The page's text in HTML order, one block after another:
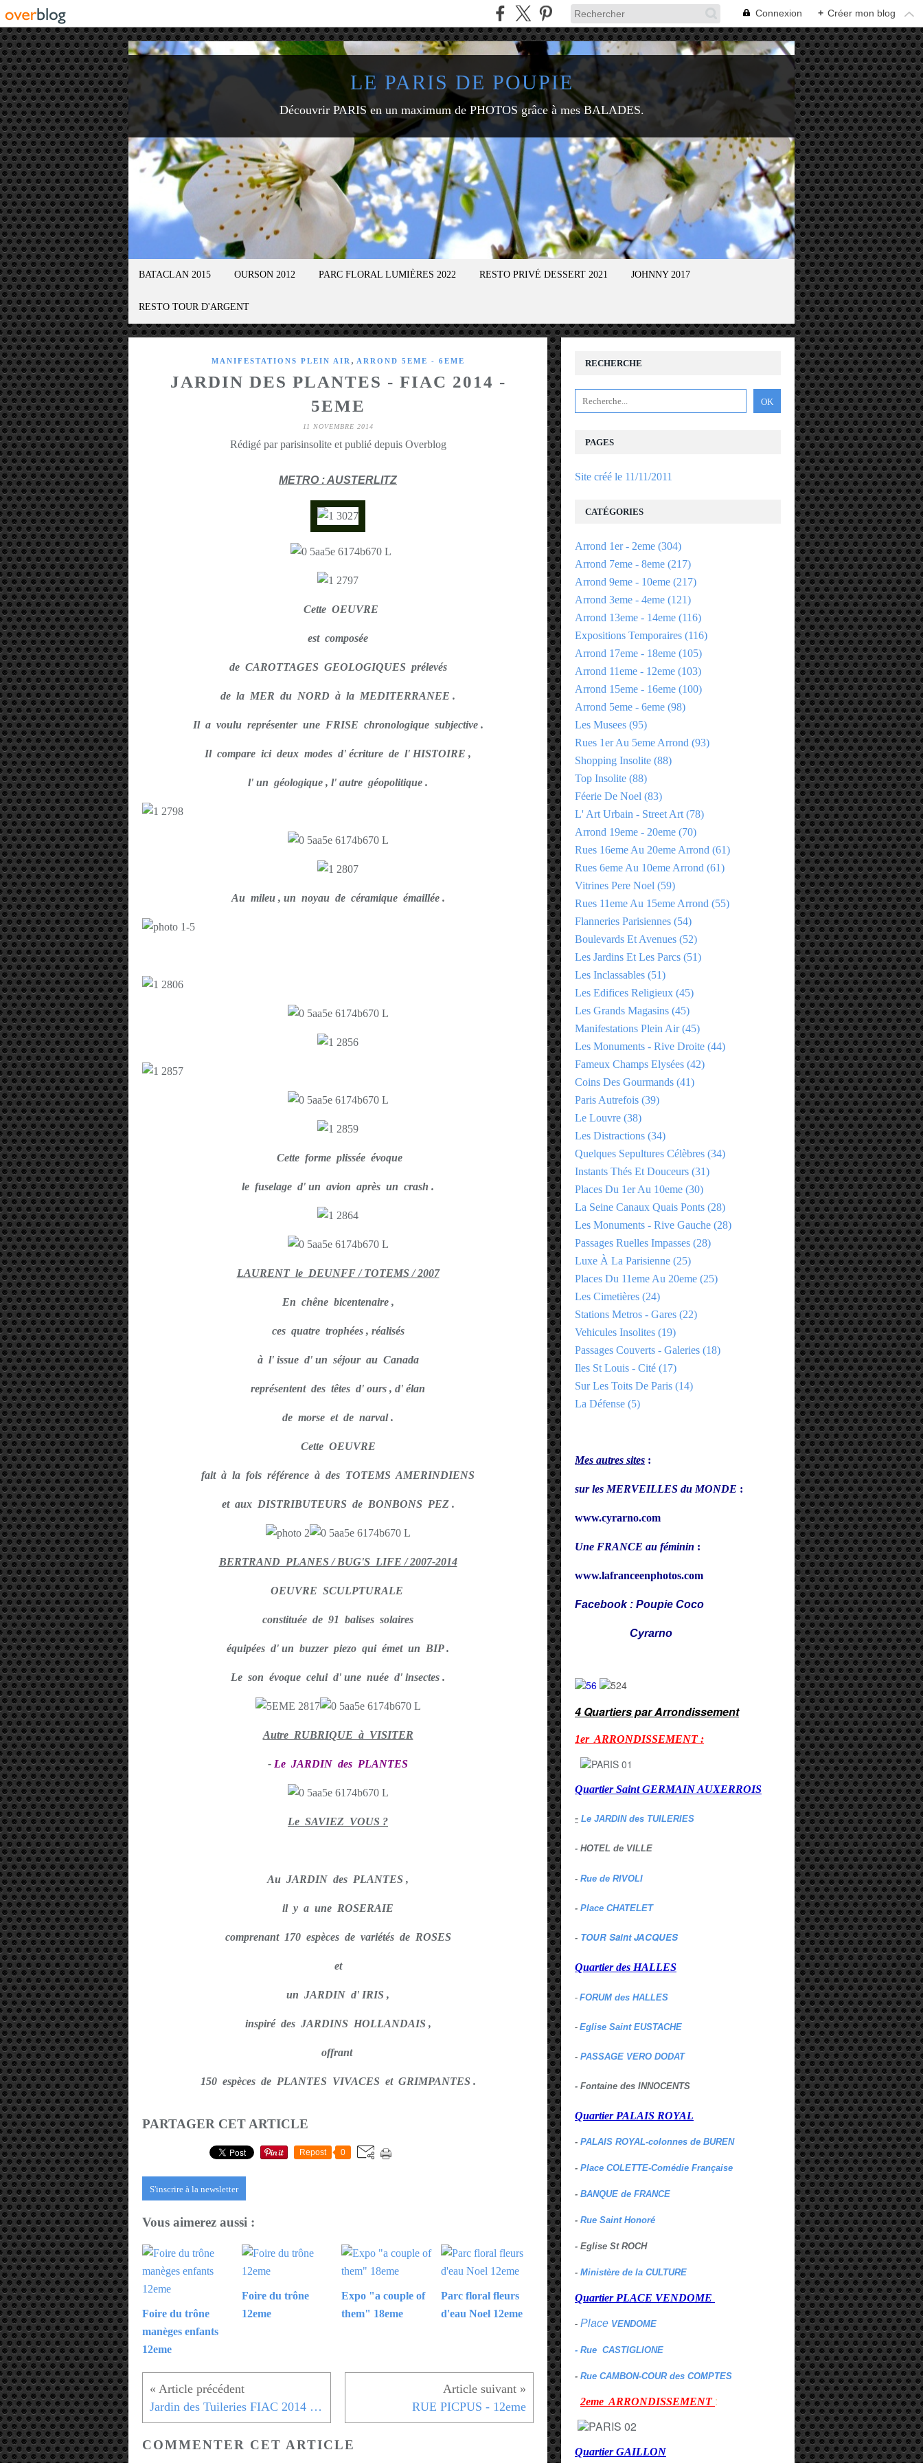
Connexion + Créer mon blog
LE PARIS DE POUPIE
Découvrir PARIS en un maximum de PHOTOS grâce à mes BALADES.
BATACLAN 2015 OURSON 2012 PARC FLORAL LUMIÈRES 2022 RESTO PRIVÉ DESSERT 2021 JOHNNY 2017
RESTO TOUR D'ARGENT
MANIFESTATIONS PLEIN AIR , ARROND 5EME - 6EME
JARDIN DES PLANTES - FIAC 2014 -
5EME
11 NOVEMBRE 2014
Rédigé par parisinsolite et publié depuis Overblog
METRO : AUSTERLITZ
Cette OEUVRE
est composée
de CAROTTAGES GEOLOGIQUES prélevés
de la MER du NORD à la MEDITERRANEE .
Il a voulu représenter une FRISE chronologique subjective .
Il compare ici deux modes d' écriture de l' HISTOIRE ,
l' un géologique , l' autre géopolitique .
Au mileu , un noyau de céramique émaillée .
Cette forme plissée évoque
le fuselage d' un avion après un crash .
LAURENT le DEUNFF / TOTEMS / 2007
En chêne bicentenaire ,
ces quatre trophées , réalisés
à l' issue d' un séjour au Canada
représentent des têtes d' ours , d' élan
de morse et de narval .
Cette OEUVRE
fait à la fois référence à des TOTEMS AMERINDIENS
et aux DISTRIBUTEURS de BONBONS PEZ .
BERTRAND PLANES / BUG'S LIFE / 2007-2014
OEUVRE SCULPTURALE
constituée de 91 balises solaires
équipées d' un buzzer piezo qui émet un BIP .
Le son évoque celui d' une nuée d' insectes .
Autre RUBRIQUE à VISITER
- Le JARDIN des PLANTES
Le SAVIEZ VOUS ?
Au JARDIN des PLANTES ,
il y a une ROSERAIE
comprenant 170 espèces de variétés de ROSES
et
un JARDIN d' IRIS ,
inspiré des JARDINS HOLLANDAIS ,
offrant
150 espèces de PLANTES VIVACES et GRIMPANTES .
PARTAGER CET ARTICLE
Repost 0
S'inscrire à la newsletter
Vous aimerez aussi :
Foire du trône
manèges enfants
12eme
Foire du trône
12eme
Expo "a couple of
them" 18eme
Parc floral fleurs
d'eau Noel 12eme
Jardin des Tuileries FIAC 2014 - 1er RUE PICPUS - 12eme
COMMENTER CET ARTICLE
RECHERCHE
PAGES
Site créé le 11/11/2011
CATÉGORIES
Arrond 1er - 2eme (304)
Arrond 7eme - 8eme (217)
Arrond 9eme - 10eme (217)
Arrond 3eme - 4eme (121)
Arrond 13eme - 14eme (116)
Expositions Temporaires (116)
Arrond 17eme - 18eme (105)
Arrond 11eme - 12eme (103)
Arrond 15eme - 16eme (100)
Arrond 5eme - 6eme (98)
Les Musees (95)
Rues 1er Au 5eme Arrond (93)
Shopping Insolite (88)
Top Insolite (88)
Féerie De Noel (83)
L' Art Urbain - Street Art (78)
Arrond 19eme - 20eme (70)
Rues 16eme Au 20eme Arrond (61)
Rues 6eme Au 10eme Arrond (61)
Vitrines Pere Noel (59)
Rues 11eme Au 15eme Arrond (55)
Flanneries Parisiennes (54)
Boulevards Et Avenues (52)
Les Jardins Et Les Parcs (51)
Les Inclassables (51)
Les Edifices Religieux (45)
Les Grands Magasins (45)
Manifestations Plein Air(45)
Les Monuments - Rive Droite (44)
Fameux Champs Elysées (42)
Coins Des Gourmands (41)
Paris Autrefois (39)
Le Louvre (38)
Les Distractions (34)
Quelques Sepultures Célèbres (34)
Instants Thés Et Douceurs (31)
Places Du 1er Au 10eme (30)
La Seine Canaux Quais Ponts (28)
Les Monuments - Rive Gauche (28)
Passages Ruelles Impasses (28)
Luxe À La Parisienne (25)
Places Du 11eme Au 20eme (25)
Les Cimetières (24)
Stations Metros - Gares (22)
Vehicules Insolites (19)
Passages Couverts - Galeries (18)
Iles St Louis - Cité (17)
Sur Les Toits De Paris (14)
La Défense (5)
Mes autres sites :
sur les MERVEILLES du MONDE :
www.cyrarno.com
Une FRANCE au féminin :
www.lafranceenphotos.com
Facebook : Poupie Coco
Cyrarno
4 Quartiers par Arrondissement
1er ARRONDISSEMENT :
Quartier Saint GERMAIN AUXERROIS
- Le JARDIN des TUILERIES
- HOTEL de VILLE
- Rue de RIVOLI
- Place CHATELET
- TOUR Saint JACQUES
Quartier des HALLES
- FORUM des HALLES
- Eglise Saint EUSTACHE
- PASSAGE VERO DODAT
- Fontaine des INNOCENTS
Quartier PALAIS ROYAL
- PALAIS ROYAL-colonnes de BUREN
- Place COLETTE-Comédie Française
- BANQUE de FRANCE
- Rue Saint Honoré
- Eglise St ROCH
- Ministère de la CULTURE
Quartier PLACE VENDOME
- Place VENDOME
- Rue CASTIGLIONE
- Rue CAMBON-COUR des COMPTES
2eme ARRONDISSEMENT :
Quartier GAILLON